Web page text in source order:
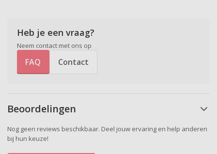
Heb je een vraag?
Neem contact met ons op
FAQ Contact
Beoordelingen
Nog geen reviews beschikbaar. Deel jouw ervaring en help anderen
bij hun keuze!